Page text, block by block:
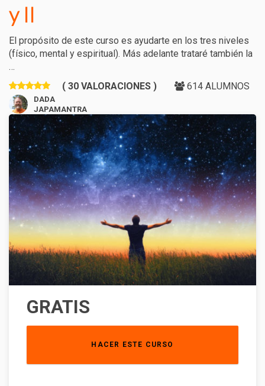
y II
El propósito de este curso es ayudarte en los tres niveles
(físico, mental y espiritual). Más adelante trataré también la
…
( 30 VALORACIONES )
614 ALUMNOS
DADA
JAPAMANTRA
GRATIS
HACER ESTE CURSO